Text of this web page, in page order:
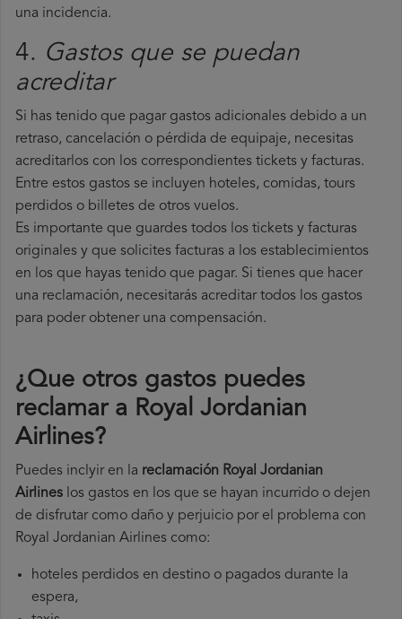
una incidencia.
4. Gastos que se puedan
acreditar
Si has tenido que pagar gastos adicionales debido a un
retraso, cancelación o pérdida de equipaje, necesitas
acreditarlos con los correspondientes tickets y facturas.
Entre estos gastos se incluyen hoteles, comidas, tours
perdidos o billetes de otros vuelos.
Es importante que guardes todos los tickets y facturas
originales y que solicites facturas a los establecimientos
en los que hayas tenido que pagar. Si tienes que hacer
una reclamación, necesitarás acreditar todos los gastos
para poder obtener una compensación.
¿Que otros gastos puedes
reclamar a Royal Jordanian
Airlines​?
Puedes inclyir en la reclamación Royal Jordanian
Airlines los gastos en los que se hayan incurrido o dejen
de disfrutar como daño y perjuicio por el problema con
Royal Jordanian Airlines como:
hoteles perdidos en destino o pagados durante la
espera,